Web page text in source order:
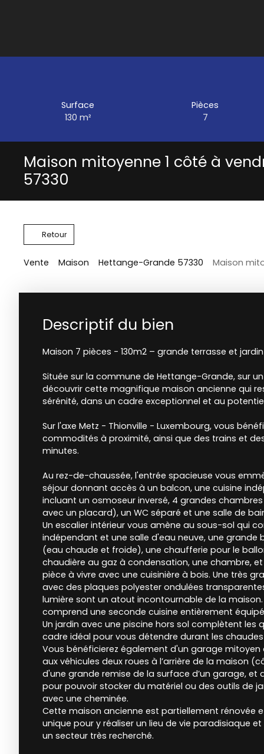
Surface
130 m²
Pièces
7
Maison mitoyenne 1 côté à
57330
Retour
Vente Maison Hettange-Grande 57330 Maison
Descriptif du bien
Maison 7 pièces - 130m2 – grande terrasse et
Située sur la commune de Hettange-Grande, sur un
découvrir cette magnifique maison ancienne qui
sérénité, dans un cadre exceptionnel et au
Sur l'axe Metz - Thionville - Luxembourg, vous
commodités à proximité, ainsi que des trains et
minutes.
Au rez-de-chaussée, l'entrée spacieuse vous
séjour donnant accès à un balcon, une cuisine
incluant un osmoseur inversé, 4 grandes chambres
avec un placard), un WC séparé et une salle de
Un escalier intérieur vous amène au sous-sol qui
indépendant et une salle d'eau neuve, une grande
(eau chaude et froide), une chaufferie pour le
chaudière au gaz à condensation, une chambre,
pièce à vivre avec une cuisinière à bois. Une très
avec des plaques polyester ondulées
lumière sont un atout incontournable de la
comprend une seconde cuisine entièrement
Un jardin avec une piscine hors sol complètent les
cadre idéal pour vous détendre durant les chaudes
Vous bénéficierez également d'un garage
aux véhicules deux roues à l’arrière de la maison
d'une grande remise de la surface d’un garage, et
pour pouvoir stocker du matériel ou des outils de
avec une cheminée.
Cette maison ancienne est partiellement rénovée
unique pour y réaliser un lieu de vie paradisiaque
un secteur très recherché.